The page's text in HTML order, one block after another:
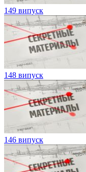
149 випуск
148 випуск
146 випуск